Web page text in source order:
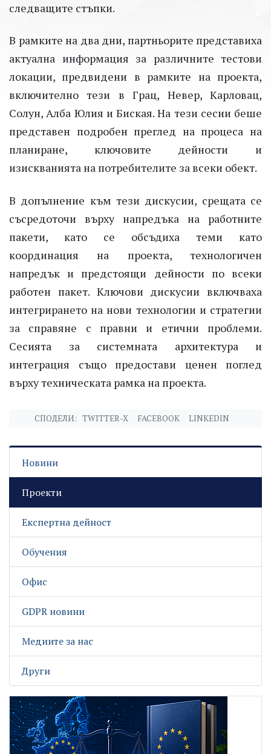
следващите стъпки.
В рамките на два дни, партньорите представиха
актуална информация за различните тестови
локации, предвидени в рамките на проекта,
включително тези в Грац, Невер, Карловац,
Солун, Алба Юлия и Биская. На тези сесии беше
представен подробен преглед на процеса на
планиране, ключовите дейности и
изискванията на потребителите за всеки обект.
В допълнение към тези дискусии, срещата се
съсредоточи върху напредъка на работните
пакети, като се обсъдиха теми като
координация на проекта, технологичен
напредък и предстоящи дейности по всеки
работен пакет. Ключови дискусии включваха
интегрирането на нови технологии и стратегии
за справяне с правни и етични проблеми.
Сесията за системната архитектура и
интеграция също предостави ценен поглед
върху техническата рамка на проекта.
СПОДЕЛИ: TWITTER-X FACEBOOK LINKEDIN
Новини
Проекти
Експертна дейност
Обучения
Офис
GDPR новини
Медиите за нас
Други